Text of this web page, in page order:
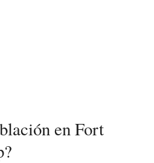
en Fort